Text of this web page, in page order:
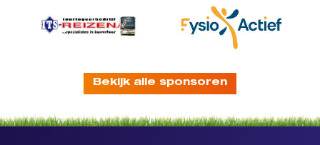
Bekijk alle sponsoren